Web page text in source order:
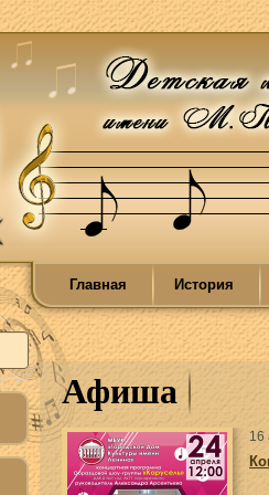
Главная История
Афиша
16